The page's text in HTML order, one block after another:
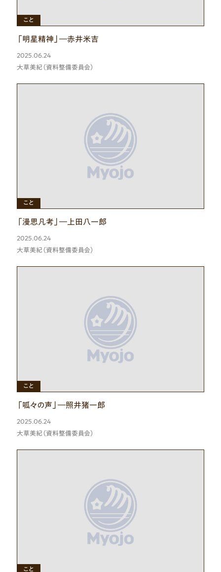
ひと
こと
「明星精神」―赤井米吉
2025.06.24
大草美紀（資料整備委員会）
ひと
こと
「漫思凡考」―上田八一郎
2025.06.24
大草美紀（資料整備委員会）
ひと
こと
「呱々の声」―照井猪一郎
2025.06.24
大草美紀（資料整備委員会）
ひと
こと